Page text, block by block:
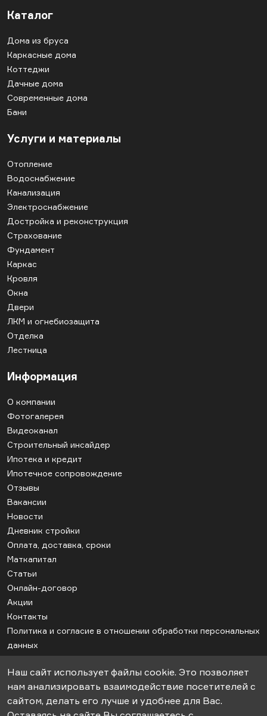
Каталог
Дома из бруса
Каркасные дома
Коттеджи
Дачные дома
Современные дома
Бани
Услуги и материалы
Отопление
Водоснабжение
Канализация
Электроснабжение
Достройка и реконструкция
Страхование
Фундамент
Каркас
Кровля
Окна
Двери
ЛКМ и огнебиозащита
Отделка
Лестница
Информация
О компании
Фотогалерея
Видеоканал
Строительный инсайдер
Ипотека и кредит
Ипотечное сопровождение
Отзывы
Вакансии
Новости
Дневник стройки
Оплата, доставка, сроки
Маткапитал
Статьи
Онлайн-договор
Акции
Контакты
Политика и согласие в отношении обработки персональных
данных
Соглашение об использовании cookie
Карта сайта
Наш сайт использует файлы cookie. Это позволяет
нам анализировать взаимодействие посетителей с
сайтом, делать его лучше и удобнее для Вас.